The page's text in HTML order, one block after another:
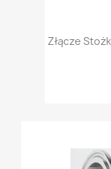
Złącze